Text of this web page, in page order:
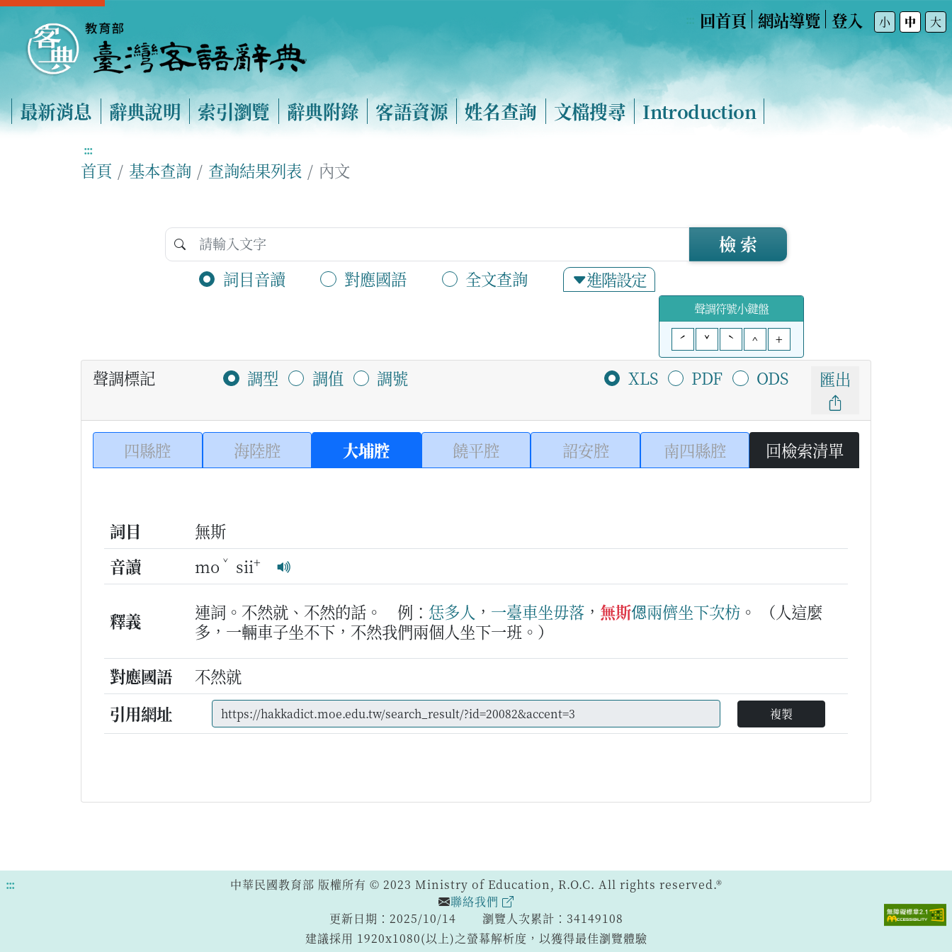
回首頁 網站導覽 登入 小 中 大
最新消息 辭典說明 索引瀏覽 辭典附錄 客語資源 姓名查詢 文檔搜尋 Introduction
:::
首頁 基本查詢 查詢結果列表 內文
詞目音讀 對應國語 全文查詢 進階設定
檢 索
聲調符號小鍵盤
ˊ
ˇ ˋ ^ +
聲調標記 調型 調值 調號 XLS PDF ODS 匯出
四縣腔 海陸腔 大埔腔 饒平腔 詔安腔 南四縣腔 回檢索清單
詞目
無斯
音讀
mo ˇ sii+
釋義 連詞。不然就、不然的話。 例： 恁多人 ， 一臺車坐毋落 ， 無斯𫣆兩儕坐下次枋 。
（人這麼
多，一輛車子坐不下，不然我們兩個人坐下一班。）
對應國語
不然就
引用網址
複製
:::
中華民國教育部 版權所有 © 2023 Ministry of Education, R.O.C. All rights reserved.®
聯絡我們
更新日期：2025/10/14
瀏覽人次累計：34149108
建議採用 1920x1080(以上)之螢幕解析度，以獲得最佳瀏覽體驗